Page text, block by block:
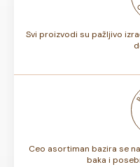
Svi proizvodi su pažljivo
Ceo asortiman bazira se
baka i